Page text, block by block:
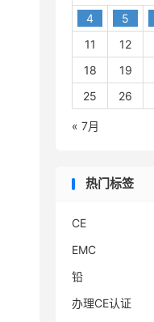
4
5
11
12
18
19
25
26
« 7月
热门标签
CE
EMC
铅
办理CE认证